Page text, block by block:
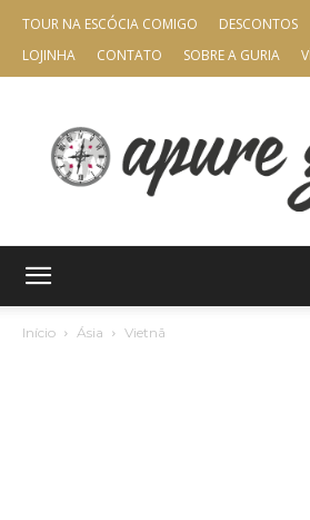
TOUR NA ESCÓCIA COMIGO DESCONTOS
LOJINHA
CONTATO SOBRE A GURIA
Início Ásia Vietnã